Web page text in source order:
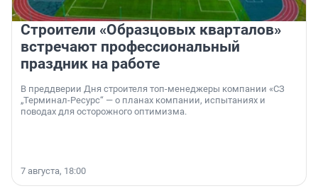
Строители «Образцовых кварталов»
встречают профессиональный
праздник на работе
В преддверии Дня строителя топ-менеджеры компании «СЗ
„Терминал-Ресурс“ — о планах компании, испытаниях и
поводах для осторожного оптимизма.
7 августа, 18:00